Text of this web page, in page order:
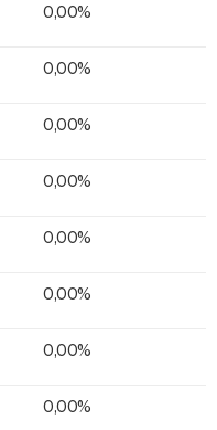
0,00%
0,00%
0,00%
0,00%
0,00%
0,00%
0,00%
0,00%